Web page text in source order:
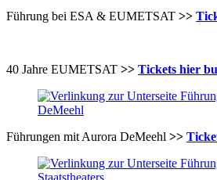
Führung bei ESA & EUMETSAT >>
40 Jahre EUMETSAT >> Tickets hier
Führungen mit Aurora DeMeehl >>